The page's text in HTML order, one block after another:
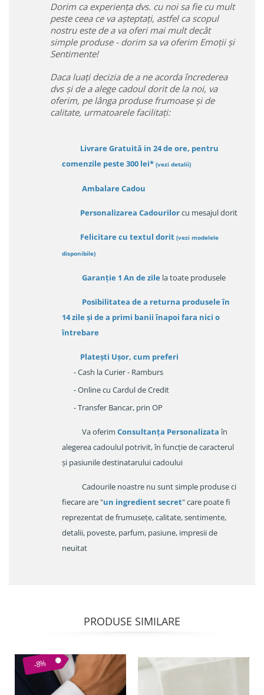
Dorim ca experiența dvs. cu noi sa fie cu mult
peste ceea ce va așteptați, astfel ca scopul
nostru este de a va oferi mai mult decât
simple produse - dorim sa va oferim Emoții și
Sentimente!
Daca luați decizia de a ne acorda încrederea
dvs și de a alege cadoul dorit de la noi, va
oferim, pe lânga produse frumoase și de
calitate, urmatoarele facilitați:
Livrare Gratuită in 24 de ore, pentru
comenzile peste 300 lei* (vezi detalii)
Ambalare Cadou
Personalizarea Cadourilorcu mesajul dorit
Felicitare cu textul dorit (vezi modelele
disponibile)
Garanție 1 An de zile la toate produsele
Posibilitatea de a returna produsele în
14 zileși de a primi banii înapoi fara nici o
întrebare
Platești Ușor, cum preferi
- Cash la Curier - Ramburs
- Online cu Cardul de Credit
- Transfer Bancar, prin OP
Va oferim Consultanța Personalizataîn
alegerea cadoulul potrivit, în funcție de caracterul
și pasiunile destinatarului cadoului
Cadourile noastre nu sunt simple produse ci
fiecare are "un ingredient secret" care poate fi
reprezentat de frumusețe, calitate, sentimente,
detalii, poveste, parfum, pasiune, impresii de
neuitat
PRODUSE SIMILARE
-8%